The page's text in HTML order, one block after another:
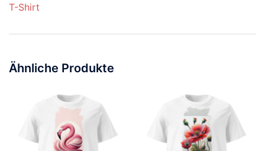
T-Shirt
Ähnliche Produkte